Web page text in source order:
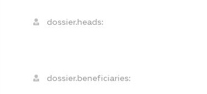
dossier.heads:
dossier.beneficiaries: